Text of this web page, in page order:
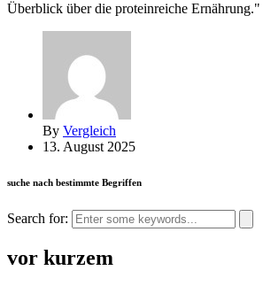
Überblick über die proteinreiche Ernährung."
By Vergleich
13. August 2025
suche nach bestimmte Begriffen
Search for:
vor kurzem